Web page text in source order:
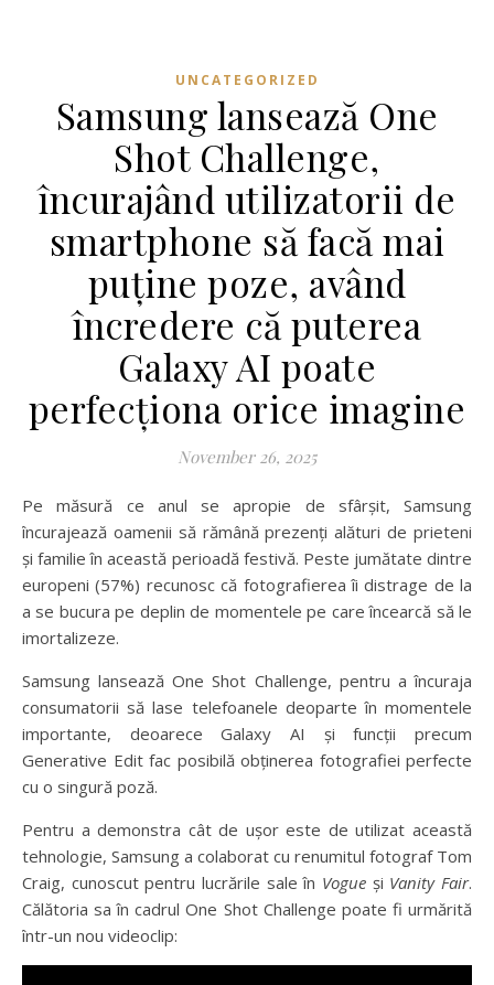
UNCATEGORIZED
Samsung lansează One
Shot Challenge,
încurajând utilizatorii de
smartphone să facă mai
puține poze, având
încredere că puterea
Galaxy AI poate
perfecționa orice imagine
November 26, 2025
Pe măsură ce anul se apropie de sfârșit, Samsung
încurajează oamenii să rămână prezenți alături de prieteni
și familie în această perioadă festivă. Peste jumătate dintre
europeni (57%) recunosc că fotografierea îi distrage de la
a se bucura pe deplin de momentele pe care încearcă să le
imortalizeze.
Samsung lansează One Shot Challenge, pentru a încuraja
consumatorii să lase telefoanele deoparte în momentele
importante, deoarece Galaxy AI și funcții precum
Generative Edit fac posibilă obținerea fotografiei perfecte
cu o singură poză.
Pentru a demonstra cât de ușor este de utilizat această
tehnologie, Samsung a colaborat cu renumitul fotograf Tom
Craig, cunoscut pentru lucrările sale în Vogue și Vanity Fair.
Călătoria sa în cadrul One Shot Challenge poate fi urmărită
într-un nou videoclip: